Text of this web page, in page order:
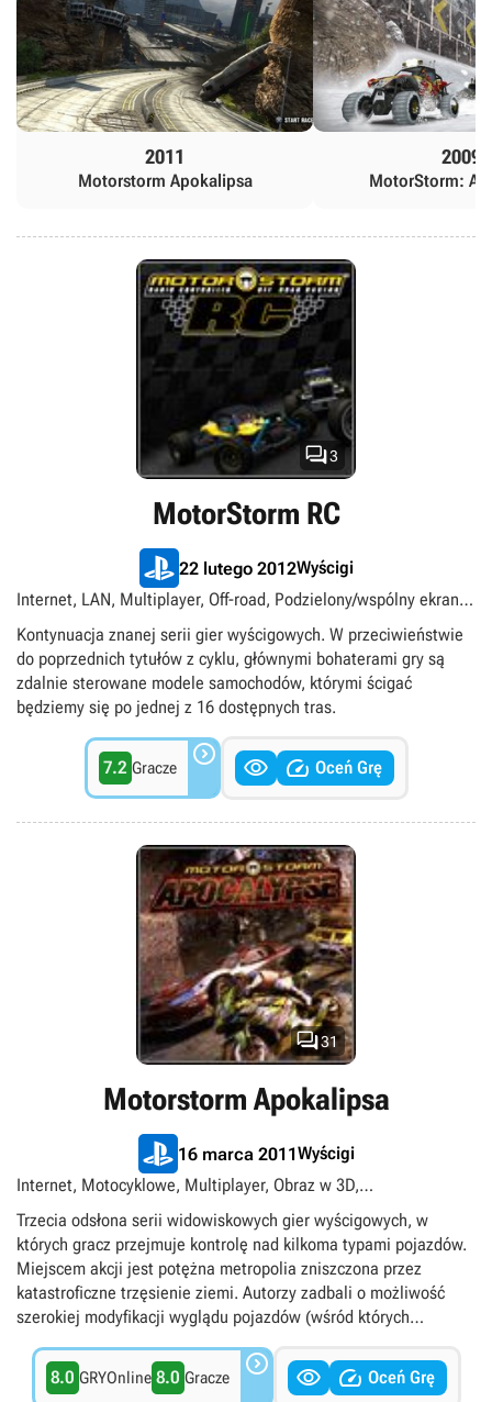
2011
Motorstorm Apokalipsa
2009
MotorStorm:
3
MotorStorm RC
22 lutego 2012Wyścigi
Internet, LAN, Multiplayer, Off-road, Podzielony/wspólny ekran,
PS Plus Premium, Samochodowe, Singleplayer, Tytuły
ekskluzywne PlayStation, Widok izometryczny
Kontynuacja znanej serii gier wyścigowych. W przeciwieństwie
do poprzednich tytułów z cyklu, głównymi bohaterami gry są
zdalnie sterowane modele samochodów, którymi ścigać
będziemy się po jednej z 16 dostępnych tras.
7.2 Gracze    Oceń Grę
31
Motorstorm Apokalipsa
16 marca 2011Wyścigi
Internet, Motocyklowe, Multiplayer, Obraz w 3D,
Podzielony/wspólny ekran, Postapokalipsa, PS Plus Premium,
Quady, Samochodowe, Singleplayer, Tytuły ekskluzywne
PlayStation
Trzecia odsłona serii widowiskowych gier wyścigowych, w
których gracz przejmuje kontrolę nad kilkoma typami pojazdów.
Miejscem akcji jest potężna metropolia zniszczona przez
katastroficzne trzęsienie ziemi. Autorzy zadbali o możliwość
szerokiej modyfikacji wyglądu pojazdów (wśród których
od ozdobnych wzorów, dodatkowych widocznych części, aż po
całkowitą zmianę kształtów.
8.0 GRYOnline 8.0 Gracze    Oceń Grę